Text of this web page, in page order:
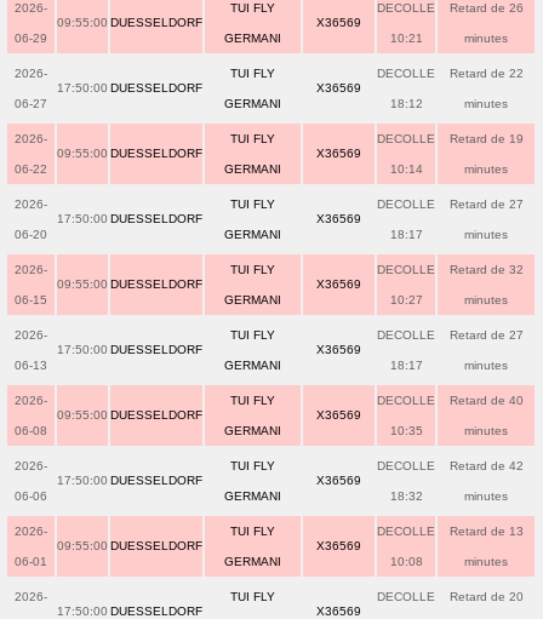
2026-
06-29
09:55:00 DUESSELDORF
TUI FLY
GERMANI
X36569
DECOLLE
10:21
Retard de 26
minutes
2026-
06-27
17:50:00 DUESSELDORF
TUI FLY
GERMANI
X36569
DECOLLE
18:12
Retard de 22
minutes
2026-
06-22
09:55:00 DUESSELDORF
TUI FLY
GERMANI
X36569
DECOLLE
10:14
Retard de 19
minutes
2026-
06-20
17:50:00 DUESSELDORF
TUI FLY
GERMANI
X36569
DECOLLE
18:17
Retard de 27
minutes
2026-
06-15
09:55:00 DUESSELDORF
TUI FLY
GERMANI
X36569
DECOLLE
10:27
Retard de 32
minutes
2026-
06-13
17:50:00 DUESSELDORF
TUI FLY
GERMANI
X36569
DECOLLE
18:17
Retard de 27
minutes
2026-
06-08
09:55:00 DUESSELDORF
TUI FLY
GERMANI
X36569
DECOLLE
10:35
Retard de 40
minutes
2026-
06-06
17:50:00 DUESSELDORF
TUI FLY
GERMANI
X36569
DECOLLE
18:32
Retard de 42
minutes
2026-
06-01
09:55:00 DUESSELDORF
TUI FLY
GERMANI
X36569
DECOLLE
10:08
Retard de 13
minutes
2026-
17:50:00 DUESSELDORF
TUI FLY
X36569
DECOLLE Retard de 20